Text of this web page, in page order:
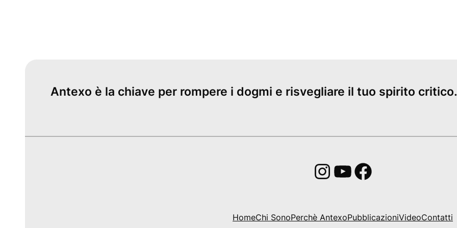
Antexo è la chiave per rompere i dogmi e risvegliare il tuo spirito
Instagram
YouTubeFacebook
HomeChi SonoPerchè AntexoPubblicazioniVideoContatti